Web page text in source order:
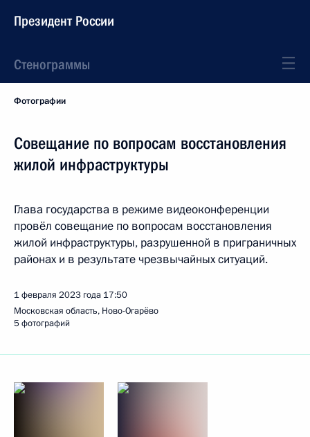
Президент России
Стенограммы
Фотографии
Совещание по вопросам восстановления
жилой инфраструктуры
Глава государства в режиме видеоконференции
провёл совещание по вопросам восстановления
жилой инфраструктуры, разрушенной в приграничных
районах и в результате чрезвычайных ситуаций.
1 февраля 2023 года 17:50
Московская область, Ново-Огарёво
5 фотографий